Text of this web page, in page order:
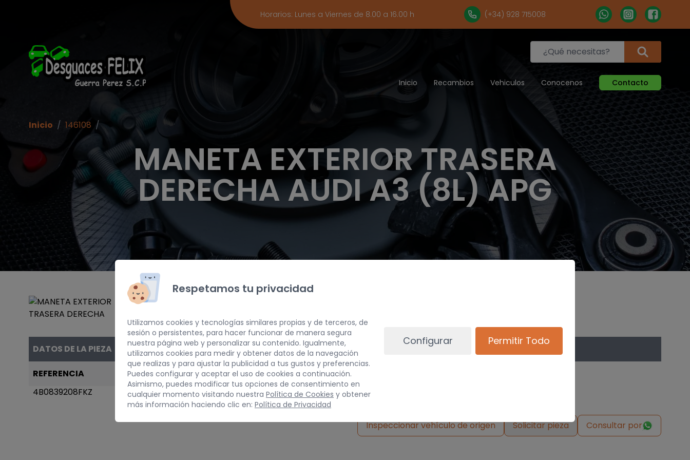
Horarios: Lunes a Viernes de 8.00 a 16.00 h (+34) 928 715008
Inicio Recambios Vehiculos Conocenos Contacto
MANETA EXTERIOR TRASERA
DERECHA AUDI A3 (8L) APG
Inicio / 146108 /
DATOS DE LA PIEZA
REFERENCIA
4B0839208FKZ
AÑO
2001
1 kg
Inspeccionar vehículo de origen Solicitar pieza Consultar por
Respetamos tu privacidad
Utilizamos cookies y tecnologías similares propias y de terceros, de
sesión o persistentes, para hacer funcionar de manera segura
nuestra página web y personalizar su contenido. Igualmente,
utilizamos cookies para medir y obtener datos de la navegación
que realizas y para ajustar la publicidad a tus gustos y preferencias.
Puedes configurar y aceptar el uso de cookies a continuación.
Asimismo, puedes modificar tus opciones de consentimiento en
cualquier momento visitando nuestra Política de Cookies y obtener
más información haciendo clic en: Política de Privacidad
Configurar Permitir Todo